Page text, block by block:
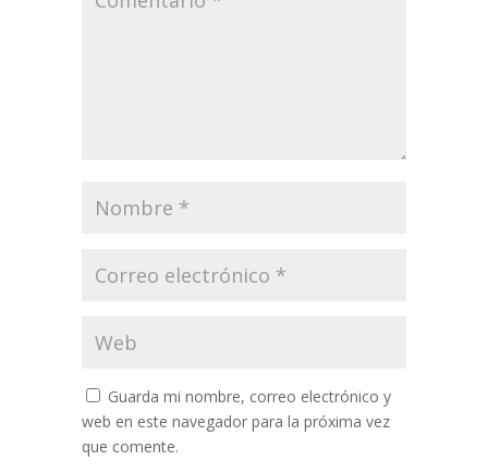
Guarda mi nombre, correo electrónico y
web en este navegador para la próxima vez
que comente.